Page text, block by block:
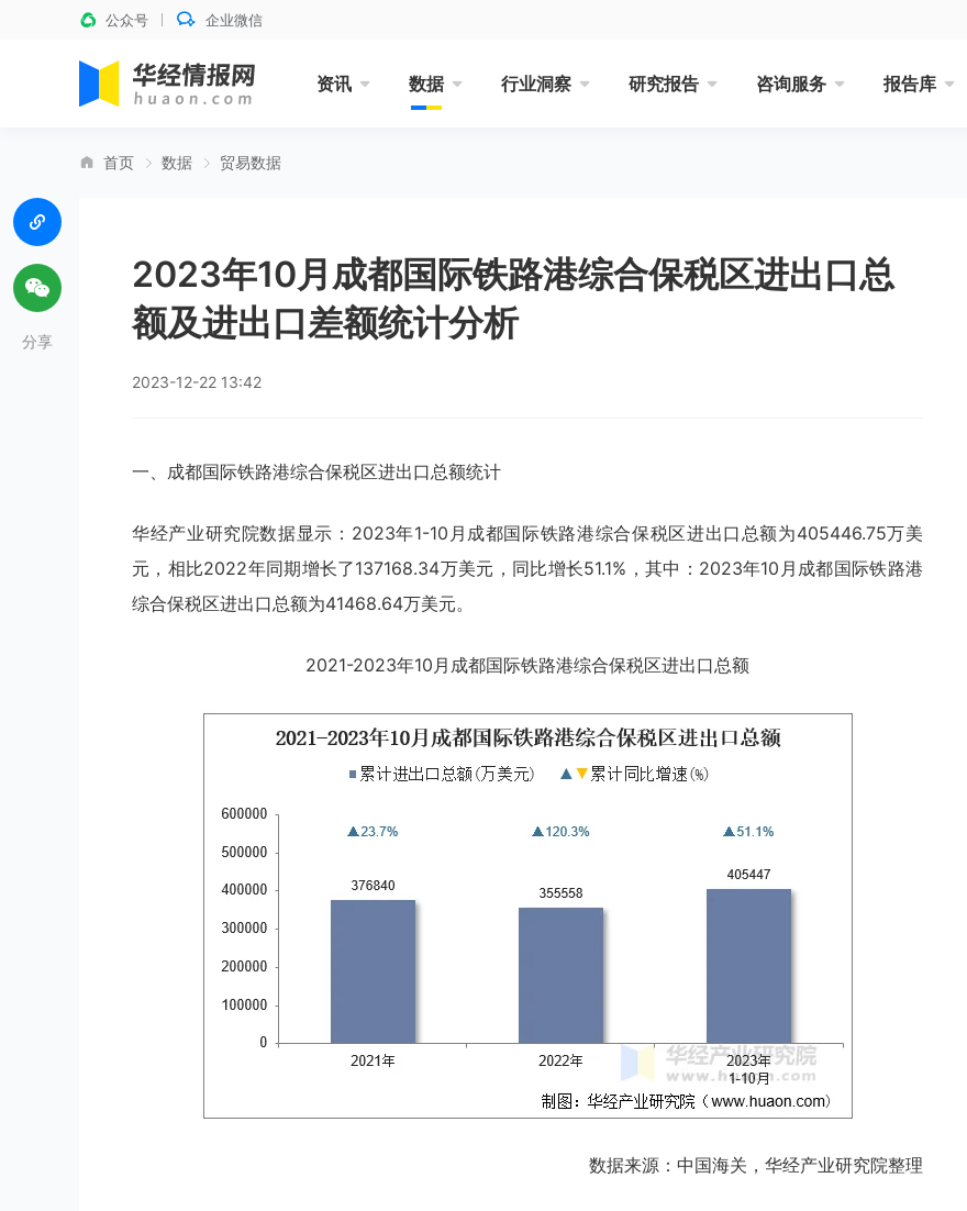
公众号 企业微信
资讯 数据 行业洞察 研究报告 咨询服务 报告库
首页 数据 贸易数据
2023年10月成都国际铁路港综合保税区进出口总
额及进出口差额统计分析
2023-12-22 13:42
一、成都国际铁路港综合保税区进出口总额统计
华经产业研究院数据显示：2023年1-10月成都国际铁路港综合保税区进出口总额为405446.75万美
元，相比2022年同期增长了137168.34万美元，同比增长51.1%，其中：2023年10月成都国际铁路港
综合保税区进出口总额为41468.64万美元。
2021-2023年10月成都国际铁路港综合保税区进出口总额
数据来源：中国海关，华经产业研究院整理
分享